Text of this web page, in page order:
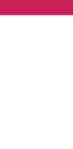
to